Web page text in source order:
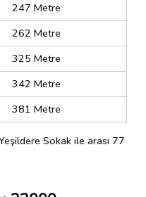
247 Metre
262 Metre
325 Metre
342 Metre
381 Metre
Sokak ile arası 77